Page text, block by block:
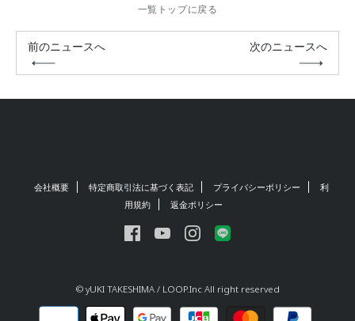
一覧トップに戻る
前のニュースへ 次のニュースへ
会社概要 特定商取引法に基づく表記 プライバシーポリシー
利
用規約
返金ポリシー
© yUKI TAKESHIMA / LOOP.Inc All right reserved